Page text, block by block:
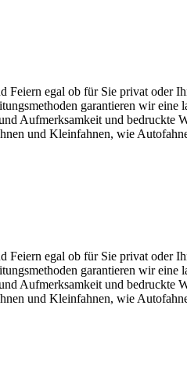
egal ob für Sie privat oder
garantieren wir eine
Aufmerksamkeit und bedruckte
und Kleinfahnen, wie
egal ob für Sie privat oder
garantieren wir eine
Aufmerksamkeit und bedruckte
und Kleinfahnen, wie